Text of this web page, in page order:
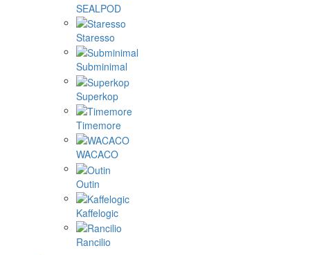
SEALPOD
Staresso
Subminimal
Superkop
Timemore
WACACO
Outin
Kaffelogic
Rancilio